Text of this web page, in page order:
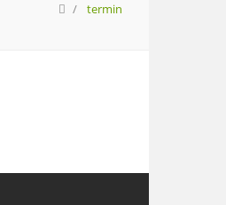
termin